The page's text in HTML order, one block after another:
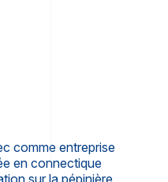
comme entreprise
en connectique